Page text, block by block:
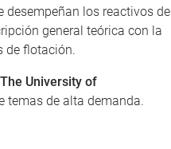
los reactivos de
general teórica con la
de flotación.
The University of
temas de alta demanda.